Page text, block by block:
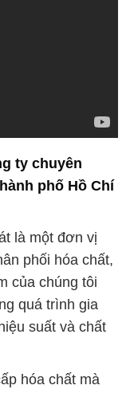
trong ngành
lĩnh vực khác,
và đảm bảo
trường xung
quy trình sản
thiểu tác
việc sử dụng
trọng, chúng tôi